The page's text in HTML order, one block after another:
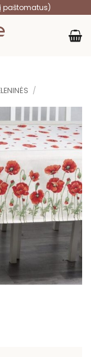
paštomatus)
/